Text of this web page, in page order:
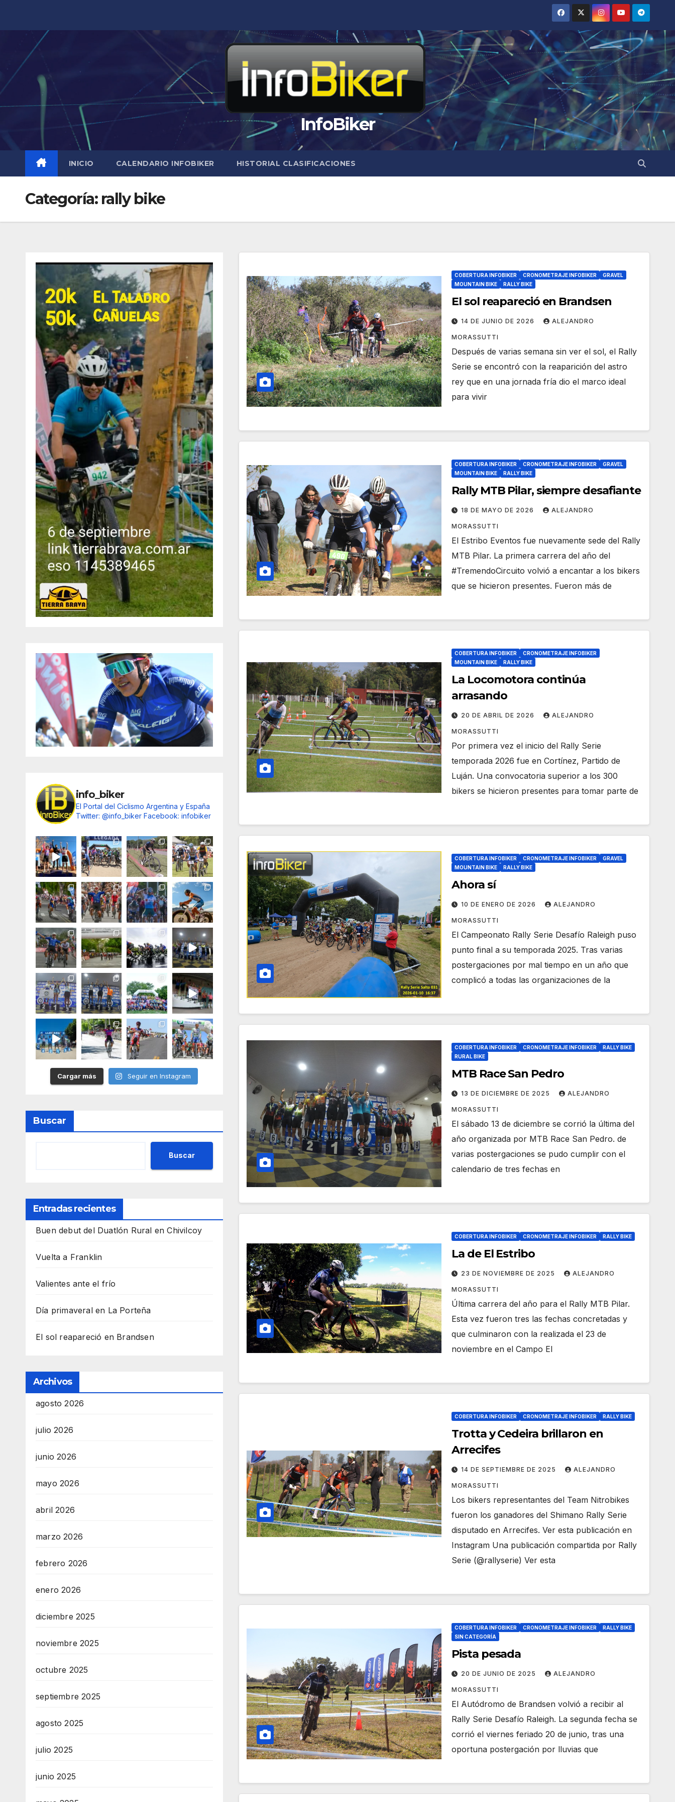
contenido
InfoBiker
INICIO CALENDARIO INFOBIKER HISTORIAL CLASIFICACIONES
Categoría: rally bike
info_biker
El Portal del Ciclismo Argentina y España
Twitter: @info_biker Facebook: infobiker
Cargar más Seguir en Instagram
Buscar
Buscar
Entradas recientes
Buen debut del Duatlón Rural en Chivilcoy
Vuelta a Franklin
Valientes ante el frío
Día primaveral en La Porteña
El sol reapareció en Brandsen
Archivos
agosto 2026
julio 2026
junio 2026
mayo 2026
abril 2026
marzo 2026
febrero 2026
enero 2026
diciembre 2025
noviembre 2025
octubre 2025
septiembre 2025
agosto 2025
julio 2025
junio 2025
COBERTURA INFOBIKER CRONOMETRAJE INFOBIKER
GRAVEL
MOUNTAIN BIKE
RALLY BIKE
El sol reapareció en Brandsen
14 DE JUNIO DE 2026 ALEJANDRO
MORASSUTTI
Después de varias semana sin ver el sol, el Rally
Serie se encontró con la reaparición del astro
rey que en una jornada fría dio el marco ideal
para vivir
COBERTURA INFOBIKER CRONOMETRAJE INFOBIKER
GRAVEL
MOUNTAIN BIKE
RALLY BIKE
Rally MTB Pilar, siempre desafiante
18 DE MAYO DE 2026 ALEJANDRO
MORASSUTTI
El Estribo Eventos fue nuevamente sede del Rally
MTB Pilar. La primera carrera del año del
#TremendoCircuito volvió a encantar a los bikers
que se hicieron presentes. Fueron más de
COBERTURA INFOBIKER
CRONOMETRAJE INFOBIKER
MOUNTAIN BIKE
RALLY BIKE
La Locomotora continúa
arrasando
20 DE ABRIL DE 2026 ALEJANDRO
MORASSUTTI
Por primera vez el inicio del Rally Serie
temporada 2026 fue en Cortínez, Partido de
Luján. Una convocatoria superior a los 300
bikers se hicieron presentes para tomar parte de
COBERTURA INFOBIKER CRONOMETRAJE INFOBIKER
GRAVEL
MOUNTAIN BIKE
RALLY BIKE
Ahora sí
10 DE ENERO DE 2026 ALEJANDRO
MORASSUTTI
El Campeonato Rally Serie Desafío Raleigh puso
punto final a su temporada 2025. Tras varias
postergaciones por mal tiempo en un año que
complicó a todas las organizaciones de la
COBERTURA INFOBIKER CRONOMETRAJE INFOBIKER
RALLY BIKE
RURAL BIKE
MTB Race San Pedro
13 DE DICIEMBRE DE 2025 ALEJANDRO
MORASSUTTI
El sábado 13 de diciembre se corrió la última del
año organizada por MTB Race San Pedro. de
varias postergaciones se pudo cumplir con el
calendario de tres fechas en
COBERTURA INFOBIKER CRONOMETRAJE INFOBIKER RALLY BIKE
La de El Estribo
23 DE NOVIEMBRE DE 2025 ALEJANDRO
MORASSUTTI
Última carrera del año para el Rally MTB Pilar.
Esta vez fueron tres las fechas concretadas y
que culminaron con la realizada el 23 de
noviembre en el Campo El
COBERTURA INFOBIKER CRONOMETRAJE INFOBIKER RALLY BIKE
Trotta y Cedeira brillaron en
Arrecifes
14 DE SEPTIEMBRE DE 2025 ALEJANDRO
MORASSUTTI
Los bikers representantes del Team Nitrobikes
fueron los ganadores del Shimano Rally Serie
disputado en Arrecifes. Ver esta publicación en
Instagram Una publicación compartida por Rally
Serie (@rallyserie) Ver esta
COBERTURA INFOBIKER CRONOMETRAJE INFOBIKER
RALLY BIKE
SIN CATEGORÍA
Pista pesada
20 DE JUNIO DE 2025 ALEJANDRO
MORASSUTTI
El Autódromo de Brandsen volvió a recibir al
Rally Serie Desafío Raleigh. La segunda fecha se
corrió el viernes feriado 20 de junio, tras una
oportuna postergación por lluvias que